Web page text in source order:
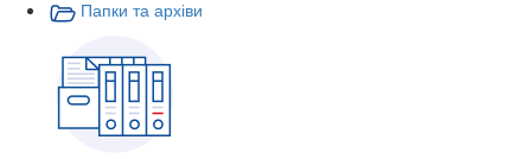
Папки та архіви